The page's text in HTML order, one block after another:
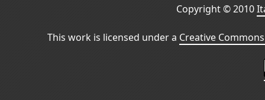
Copyright © 2010
This work is licensed under a Creative